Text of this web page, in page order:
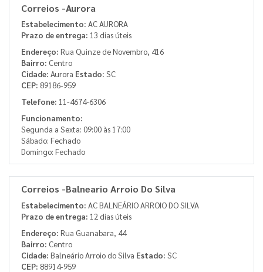
Correios -Aurora
Estabelecimento: AC AURORA
Prazo de entrega: 13 dias úteis
Endereço: Rua Quinze de Novembro, 416
Bairro: Centro
Cidade: Aurora Estado: SC
CEP: 89186-959
Telefone: 11-4674-6306
Funcionamento:
Segunda a Sexta: 09:00 às 17:00
Sábado: Fechado
Domingo: Fechado
Correios -Balneario Arroio Do Silva
Estabelecimento: AC BALNEÁRIO ARROIO DO SILVA
Prazo de entrega: 12 dias úteis
Endereço: Rua Guanabara, 44
Bairro: Centro
Cidade: Balneário Arroio do Silva Estado: SC
CEP: 88914-959